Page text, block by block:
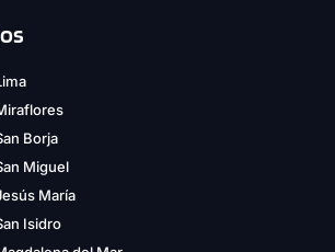
Borja
Miguel
María
Isidro